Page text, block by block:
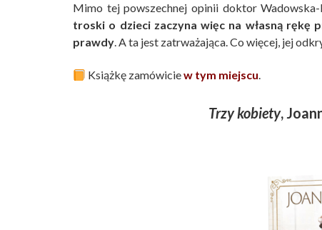
Mimo tej powszechnej opinii doktor
troski o dzieci zaczyna więc na własną
prawdy. A ta jest zatrważająca. Co więcej, jej
Książkę zamówiciew tym miejscu.
Trzy kobiety,